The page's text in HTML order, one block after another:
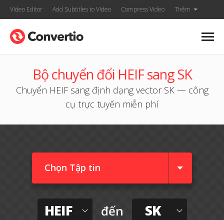
Video Editor Add Subtitles to Video Compress Video Thêm
Bộ chuyển đổi HEIF sang SK
Chuyển HEIF sang định dạng vector SK — công
cụ trực tuyến miễn phí
Chọn Tập tin
HEIF đến SK